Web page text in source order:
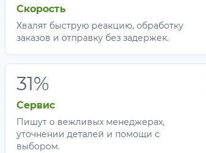
Скорость
Хвалят быструю реакцию, обработку
заказов и отправку без задержек.
31%
Сервис
Пишут о вежливых менеджерах,
уточнении деталей и помощи с
выбором.